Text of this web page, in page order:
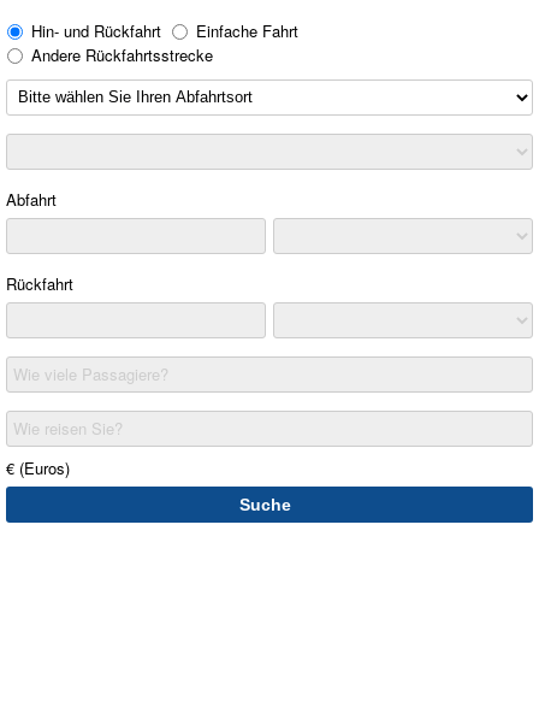
Hin- und Rückfahrt
Einfache Fahrt
Andere Rückfahrtsstrecke
Abfahrt
Rückfahrt
Wie viele Passagiere?
Wie reisen Sie?
€ (Euros)
Suche